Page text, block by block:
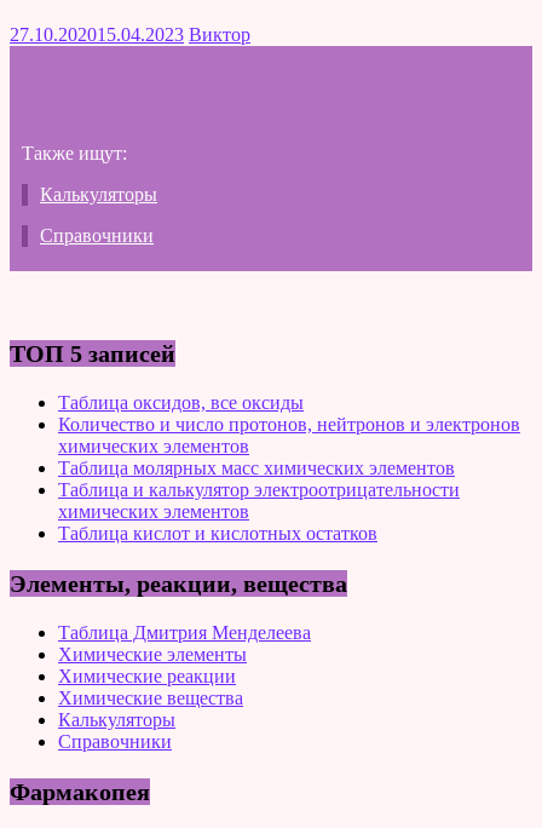
27.10.202015.04.2023 Виктор
Также ищут:
Калькуляторы
Справочники
ТОП 5 записей
Таблица оксидов, все оксиды
Количество и число протонов, нейтронов и электронов
химических элементов
Таблица молярных масс химических элементов
Таблица и калькулятор электроотрицательности
химических элементов
Таблица кислот и кислотных остатков
Элементы, реакции, вещества
Таблица Дмитрия Менделеева
Химические элементы
Химические реакции
Химические вещества
Калькуляторы
Справочники
Фармакопея